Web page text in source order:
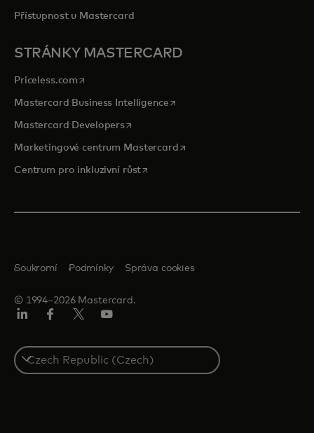
Přístupnost u Mastercard
STRÁNKY MASTERCARD
Priceless.com opens in a new tab
Mastercard Business Intelligenceopens in a new tab
Mastercard Developersopens in a new tab
Marketingové centrum Mastercardopens in a new tab
Centrum pro inkluzivní růstopens in a new tab
© 1994–2026 Mastercard.
Soukromí Podmínky Správa cookies
Select
a
country